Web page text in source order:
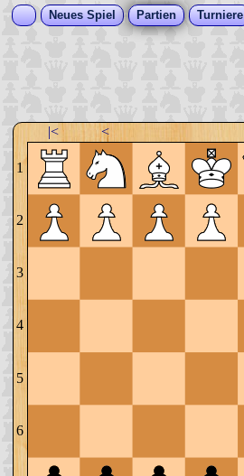
Neues Spiel Partien Turniere
|< <
1
2
3
4
5
6